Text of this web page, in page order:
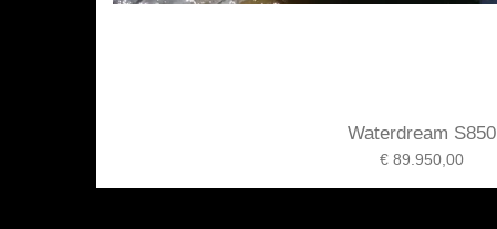
Waterdream S850
€ 89.950,00